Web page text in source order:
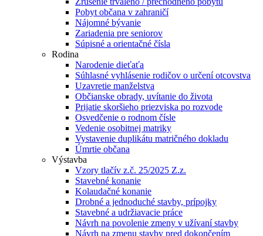
Pobyt občana v zahraničí
Nájomné bývanie
Zariadenia pre seniorov
Súpisné a orientačné čísla
Rodina
Narodenie dieťaťa
Súhlasné vyhlásenie rodičov o určení otcovstva
Uzavretie manželstva
Občianske obrady, uvítanie do života
Prijatie skoršieho priezviska po rozvode
Osvedčenie o rodnom čísle
Vedenie osobitnej matriky
Vystavenie duplikátu matričného dokladu
Úmrtie občana
Výstavba
Vzory tlačív z.č. 25/2025 Z.z.
Stavebné konanie
Kolaudačné konanie
Drobné a jednoduché stavby, prípojky
Stavebné a udržiavacie práce
Návrh na povolenie zmeny v užívaní stavby
Návrh na zmenu stavby pred dokončením